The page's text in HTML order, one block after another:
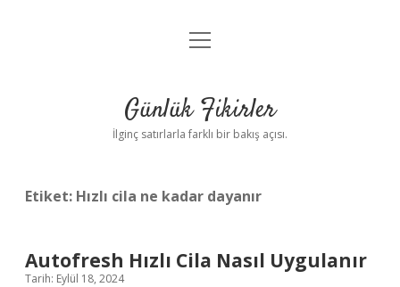
Anasayfa
Yasal Uyarı
menüyü
Günlük Fikirler
İlginç satırlarla farklı bir bakış açısı.
Etiket: Hızlı cila ne kadar dayanır
Autofresh Hızlı Cila Nasıl Uygulanır
Tarih: Eylül 18, 2024